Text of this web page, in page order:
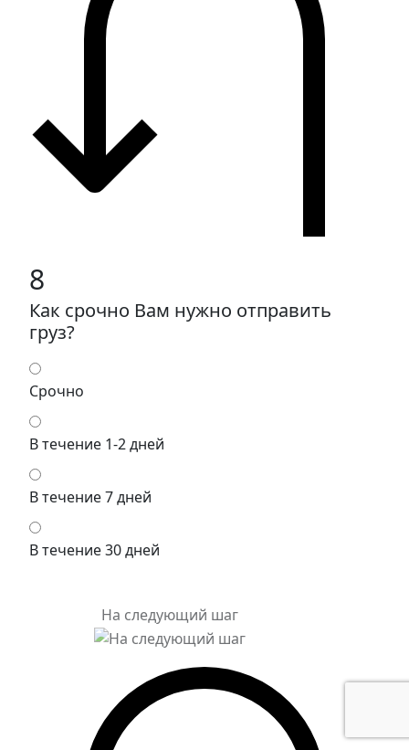
8
Как срочно Вам нужно отправить
груз?
Срочно
В течение 1-2 дней
В течение 7 дней
В течение 30 дней
На следующий шаг